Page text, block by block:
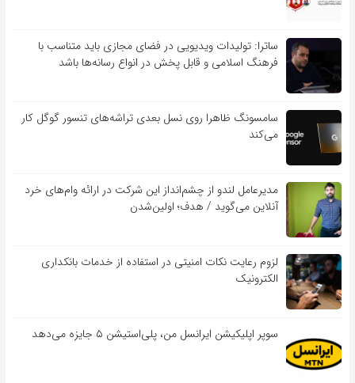
ساترا: تولیدات ویدیویی در فضای مجازی باید متناسب با
فرهنگ اسلامی و قابل پخش در انواع رسانه‌ها باشد
سامسونگ ظاهرا روی نسل بعدی تراشه‌های تنسور گوگل کار
می‌کند
مدیرعامل لندو از چشم‌انداز این شرکت در ارائه وام‌های خرد
آنلاین می‌گوید / هدف؛ اولین‌شدن
لزوم رعایت نکات امنیتی در استفاده از خدمات بانکداری
الکترونیک
سوپر اپلیکیشن ایرانسل من، پلی‌استیشن ۵ جایزه می‌دهد